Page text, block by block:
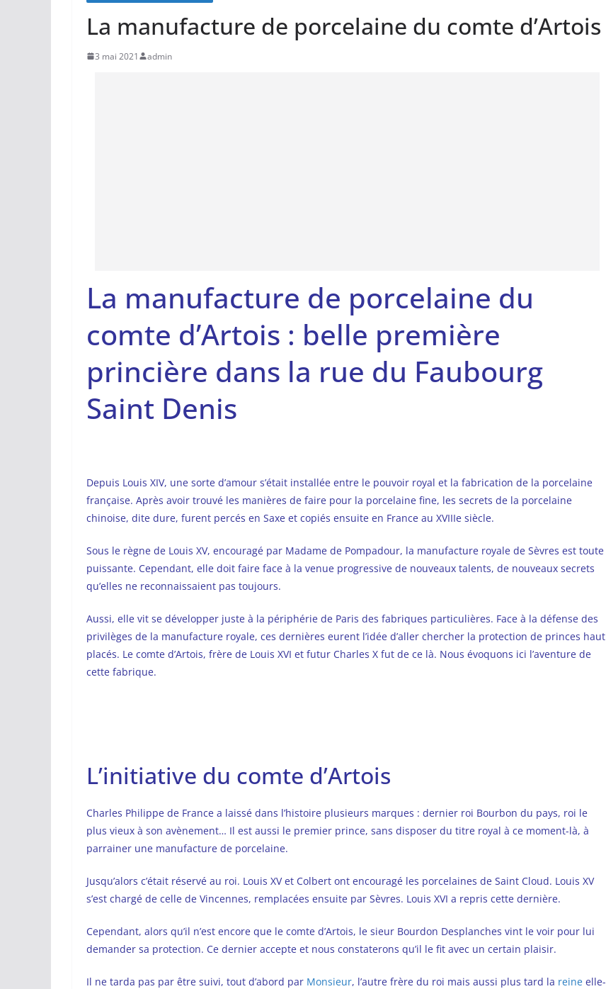
La manufacture de porcelaine du comte d’Artois
3 mai 2021 admin
La manufacture de porcelaine du
comte d’Artois : belle première
princière dans la rue du Faubourg
Saint Denis
Depuis Louis XIV, une sorte d’amour s’était installée entre le pouvoir royal et la fabrication de la porcelaine
française. Après avoir trouvé les manières de faire pour la porcelaine fine, les secrets de la porcelaine
chinoise, dite dure, furent percés en Saxe et copiés ensuite en France au XVIIIe siècle.
Sous le règne de Louis XV, encouragé par Madame de Pompadour, la manufacture royale de Sèvres est toute
puissante. Cependant, elle doit faire face à la venue progressive de nouveaux talents, de nouveaux secrets
qu’elles ne reconnaissaient pas toujours.
Aussi, elle vit se développer juste à la périphérie de Paris des fabriques particulières. Face à la défense des
privilèges de la manufacture royale, ces dernières eurent l’idée d’aller chercher la protection de princes haut
placés. Le comte d’Artois, frère de Louis XVI et futur Charles X fut de ce là. Nous évoquons ici l’aventure de
cette fabrique.
L’initiative du comte d’Artois
Charles Philippe de France a laissé dans l’histoire plusieurs marques : dernier roi Bourbon du pays, roi le
plus vieux à son avènement… Il est aussi le premier prince, sans disposer du titre royal à ce moment-là, à
parrainer une manufacture de porcelaine.
Jusqu’alors c’était réservé au roi. Louis XV et Colbert ont encouragé les porcelaines de Saint Cloud. Louis XV
s’est chargé de celle de Vincennes, remplacées ensuite par Sèvres. Louis XVI a repris cette dernière.
Cependant, alors qu’il n’est encore que le comte d’Artois, le sieur Bourdon Desplanches vint le voir pour lui
demander sa protection. Ce dernier accepte et nous constaterons qu’il le fit avec un certain plaisir.
Il ne tarda pas par être suivi, tout d’abord par Monsieur, l’autre frère du roi mais aussi plus tard la reine elle-